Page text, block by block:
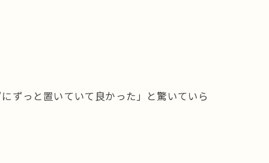
ずっと置いていて良かった」と驚いていら